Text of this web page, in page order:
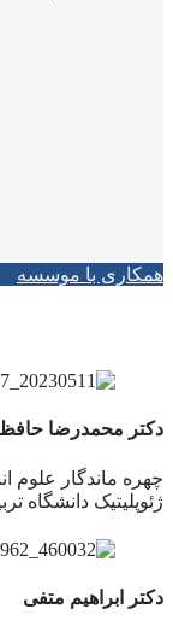
همکاری با موسسه
دکتر محمدرضا حافظ
چهره ماندگار علوم
ژئوپلیتیک دانشگاه
دکتر ابراهیم متفی